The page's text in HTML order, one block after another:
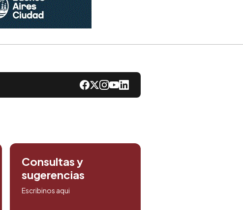
Consultas y
sugerencias
Escribinos aqui